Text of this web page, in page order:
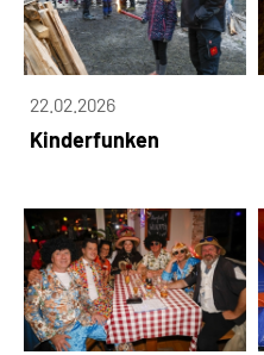
22.02.2026
Kinderfunken